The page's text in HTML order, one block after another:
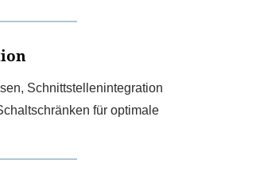
Schnittstellenintegration
für optimale